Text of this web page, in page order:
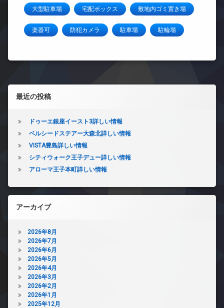
大型駐車場 宅配ボックス 敷地内ゴミ置き場
楽器可 防犯カメラ 駐車場 駐輪場
左サイドバー
最近の投稿
ドゥーエ銀座イースト3詳しい情報
ベルシードステアー大森北詳しい情報
VISTA豊島詳しい情報
シティウォーク王子デュー詳しい情報
アローマ王子本町詳しい情報
アーカイブ
2026年8月
2026年7月
2026年6月
2026年5月
2026年4月
2026年3月
2026年2月
2026年1月
2025年12月